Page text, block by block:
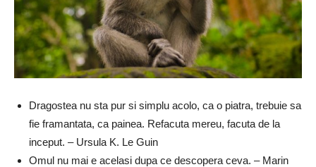
Dragostea nu sta pur si simplu acolo, ca o piatra, trebuie sa
fie framantata, ca painea. Refacuta mereu, facuta de la
inceput. – Ursula K. Le Guin
Omul nu mai e acelasi dupa ce descopera ceva. – Marin